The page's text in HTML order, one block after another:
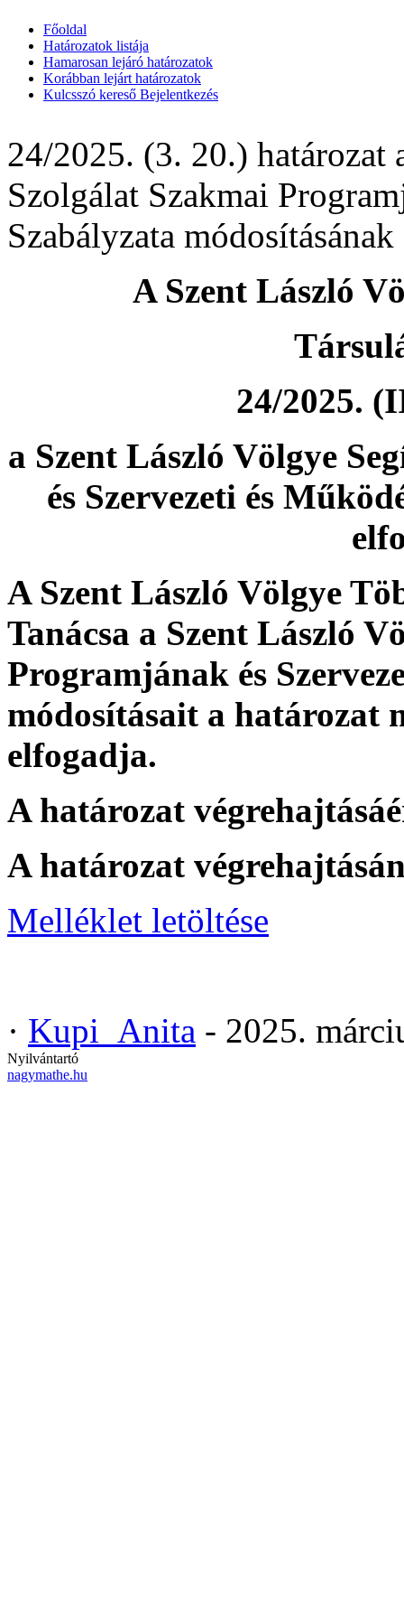
Főoldal
Határozatok listája
Hamarosan lejáró határozatok
Korábban lejárt határozatok
Kulcsszó kereső Bejelentkezés
24/2025. (3. 20.) határozat
Szolgálat Szakmai
Szabályzata
A Szent László
24/2025.
a Szent László Völgye
és Szervezeti és
A Szent László Völgye
Tanácsa a Szent László
Programjának és
módosításait a határozat
elfogadja.
A határozat
A határozat
Melléklet letöltése
· Kupi_Anita - 2025.
Nyilvántartó
nagymathe.hu